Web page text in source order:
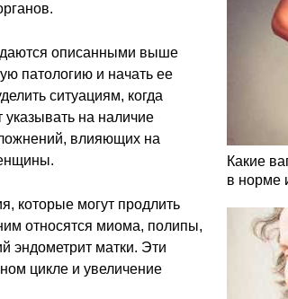
описанными выше
патологию и начать ее
ситуациям, когда
на наличие
влияющих на
которые могут продлить
относятся миома, полипы,
эндометрит матки. Эти
цикле и увеличение
Какие
в норме